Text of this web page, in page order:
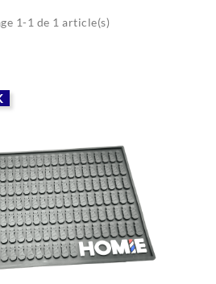
1-1 de 1 article(s)